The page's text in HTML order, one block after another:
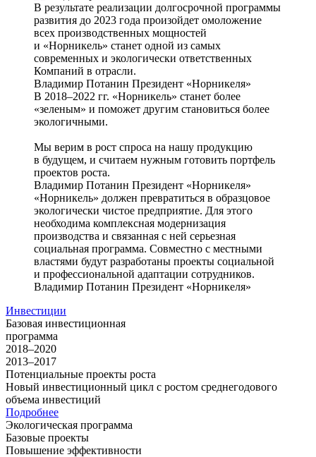
В результате реализации долгосрочной программы
развития до 2023 года произойдет омоложение
всех производственных мощностей
и «Норникель» станет одной из самых
современных и экологически ответственных
Компаний в отрасли.
Владимир Потанин Президент «Норникеля»
В 2018–2022 гг. «Норникель» станет более
«зеленым» и поможет другим становиться более
экологичными.
Мы верим в рост спроса на нашу продукцию
в будущем, и считаем нужным готовить портфель
проектов роста.
Владимир Потанин Президент «Норникеля»
«Норникель» должен превратиться в образцовое
экологически чистое предприятие. Для этого
необходима комплексная модернизация
производства и связанная с ней серьезная
социальная программа. Совместно с местными
властями будут разработаны проекты социальной
и профессиональной адаптации сотрудников.
Владимир Потанин Президент «Норникеля»
Инвестиции
Базовая инвестиционная
программа
2018–2020
2013–2017
Потенциальные проекты роста
Новый инвестиционный цикл с ростом среднегодового
объема инвестиций
Подробнее
Экологическая программа
Базовые проекты
Повышение эффективности